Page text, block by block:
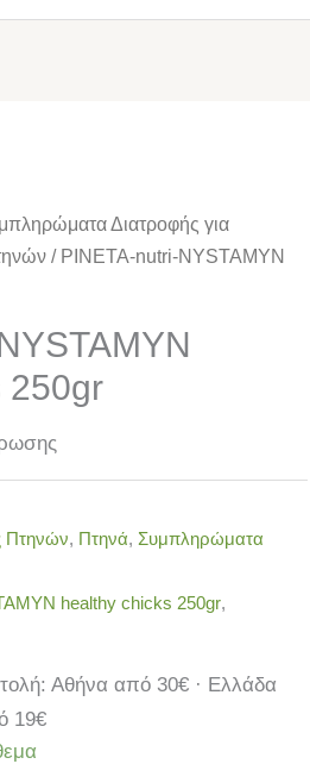
Διατροφής για
/ PINETA-nutri-NYSTAMYN
250gr
Πτηνών, Πτηνά, Συμπληρώματα
healthy chicks 250gr,
Αθήνα από 30€ · Ελλάδα
19€